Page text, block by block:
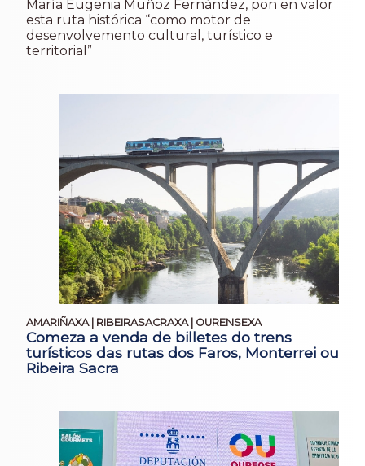
María Eugenia Muñoz Fernández, pon en valor
esta ruta histórica “como motor de
desenvolvemento cultural, turístico e
territorial”
AMARIÑAXA | RIBEIRASACRAXA | OURENSEXA
Comeza a venda de billetes do trens
turísticos das rutas dos Faros, Monterrei ou
Ribeira Sacra